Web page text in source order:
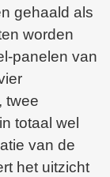
gehaald als
worden
panelen van
twee
totaal wel
van de
het uitzicht